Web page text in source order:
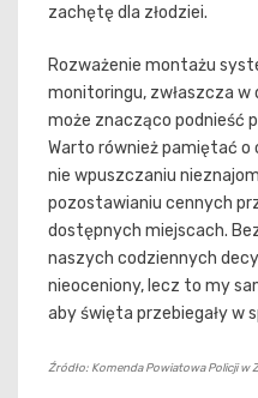
zachętę dla złodziei.
Rozważenie montażu
monitoringu, zwłaszcza
może znacząco podnieść
Warto również pamiętać
nie wpuszczaniu
pozostawianiu cennych
dostępnych miejscach.
naszych codziennych
nieoceniony, lecz to my
aby święta przebiegały w
Źródło: Komenda Powiatowa Policji w